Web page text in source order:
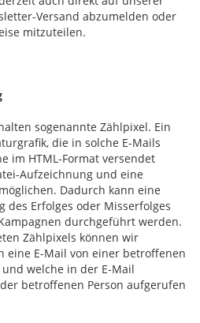
Versand abzumelden oder
mitzuteilen.
sogenannte Zählpixel. Ein
die in solche E-Mails
im HTML-Format versendet
Aufzeichnung und eine
Dadurch kann eine
des Erfolges oder Misserfolges
durchgeführt werden.
Zählpixels können wir
eine E-Mail von einer betroffenen
welche in der E-Mail
betroffenen Person aufgerufen